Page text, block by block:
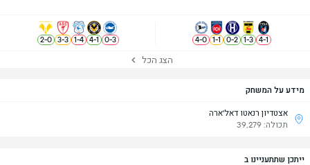
מידע על המשחק
אצטדיון רנאטו דאל'ארה
תכולה: 39,279
1
-
4
3
-
1
2
-
0
1
-
1
0
-
4
3
-
0
1
-
4
4
-
1
3
-
3
0
-
2
הצג הכל
ייתכן שתתעניינו ב